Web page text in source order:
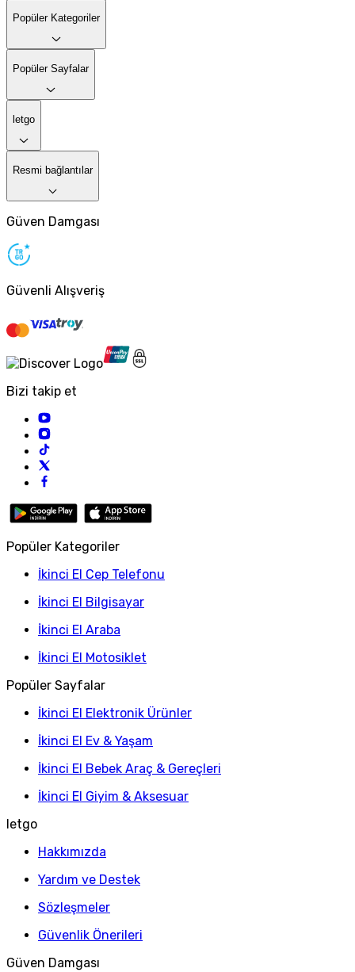
Popüler Kategoriler
Popüler Sayfalar
letgo
Resmi bağlantılar
Güven Damgası
Güvenli Alışveriş
Bizi takip et
Popüler Kategoriler
İkinci El Cep Telefonu
İkinci El Bilgisayar
İkinci El Araba
İkinci El Motosiklet
Popüler Sayfalar
İkinci El Elektronik Ürünler
İkinci El Ev & Yaşam
İkinci El Bebek Araç & Gereçleri
İkinci El Giyim & Aksesuar
letgo
Hakkımızda
Yardım ve Destek
Sözleşmeler
Güvenlik Önerileri
Güven Damgası